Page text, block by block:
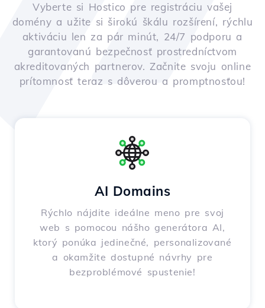
Vyberte si Hostico pre registráciu vašej
domény a užite si širokú škálu rozšírení, rýchlu
aktiváciu len za pár minút, 24/7 podporu a
garantovanú bezpečnosť prostredníctvom
akreditovaných partnerov. Začnite svoju online
prítomnosť teraz s dôverou a promptnosťou!
AI Domains
Rýchlo nájdite ideálne meno pre svoj
web s pomocou nášho generátora AI,
ktorý ponúka jedinečné, personalizované
a okamžite dostupné návrhy pre
bezproblémové spustenie!